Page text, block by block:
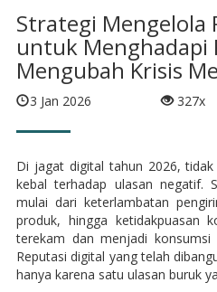
Strategi Mengelola
untuk Menghadapi
Mengubah Krisis
3 Jan 2026 327x
Di jagat digital tahun 2026,
kebal terhadap ulasan negatif.
mulai dari keterlambatan
produk, hingga ketidakpuasan
terekam dan menjadi
Reputasi digital yang telah
hanya karena satu ulasan buruk